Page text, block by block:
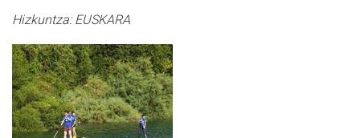
Hizkuntza:EUSKARA